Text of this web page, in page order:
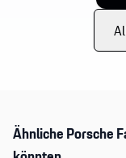
ÄhnlichePorsche